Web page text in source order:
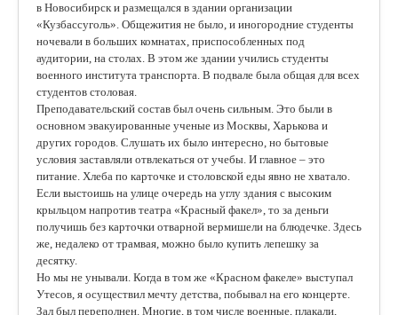
в Новосибирск и размещался в здании организации
«Кузбассуголь». Общежития не было, и иногородние студенты
ночевали в больших комнатах, приспособленных под
аудитории, на столах. В этом же здании учились студенты
военного института транспорта. В подвале была общая для всех
студентов столовая.
Преподавательский состав был очень сильным. Это были в
основном эвакуированные ученые из Москвы, Харькова и
других городов. Слушать их было интересно, но бытовые
условия заставляли отвлекаться от учебы. И главное – это
питание. Хлеба по карточке и столовской еды явно не хватало.
Если выстоишь на улице очередь на углу здания с высоким
крыльцом напротив театра «Красный факел», то за деньги
получишь без карточки отварной вермишели на блюдечке. Здесь
же, недалеко от трамвая, можно было купить лепешку за
десятку.
Но мы не унывали. Когда в том же «Красном факеле» выступал
Утесов, я осуществил мечту детства, побывал на его концерте.
Зал был переполнен. Многие, в том числе военные, плакали,